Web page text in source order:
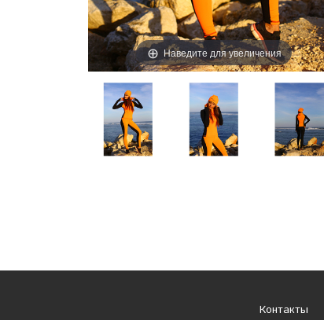
Наведите для увеличения
Контакты